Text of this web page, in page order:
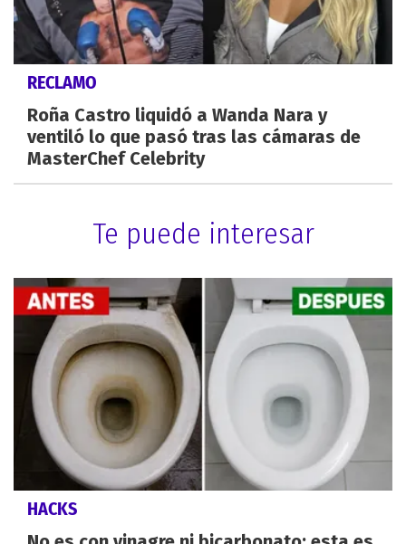
RECLAMO
Roña Castro liquidó a Wanda Nara y
ventiló lo que pasó tras las cámaras de
MasterChef Celebrity
Te puede interesar
HACKS